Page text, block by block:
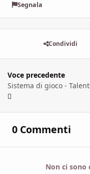
Segnala
Condividi
Voce precedente
Sistema di gioco -
0 Commenti
Non ci sono